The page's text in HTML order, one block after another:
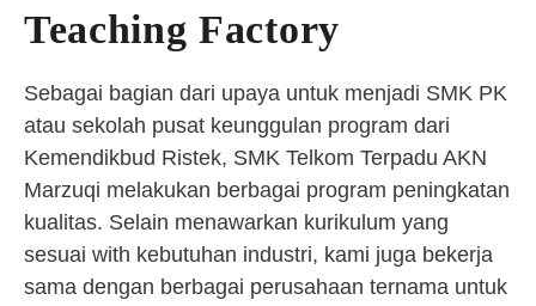
Teaching Factory
Sebagai bagian dari upaya untuk menjadi SMK PK
atau sekolah pusat keunggulan program dari
Kemendikbud Ristek, SMK Telkom Terpadu AKN
Marzuqi melakukan berbagai program peningkatan
kualitas. Selain menawarkan kurikulum yang
sesuai with kebutuhan industri, kami juga bekerja
sama dengan berbagai perusahaan ternama untuk